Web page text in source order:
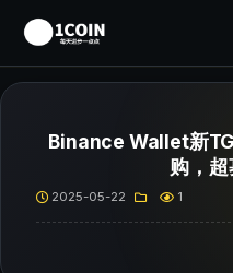
Binance Wallet新
购，
2025-05-22 1